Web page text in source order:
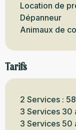
Location de
Dépanneur
Animaux de
Tarifs
2 Services :
3 Services 30
3 Services 50